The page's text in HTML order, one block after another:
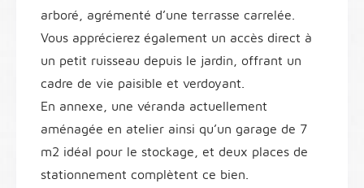
arboré, agrémenté d’une terrasse carrelée.
Vous apprécierez également un accès direct à
un petit ruisseau depuis le jardin, offrant un
cadre de vie paisible et verdoyant.
En annexe, une véranda actuellement
aménagée en atelier ainsi qu’un garage de 7
m2 idéal pour le stockage, et deux places de
stationnement complètent ce bien.